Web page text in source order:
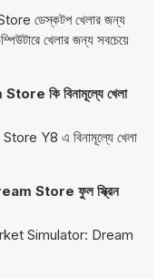
ডেস্কটপ খেলার জন্য
খেলার জন্য সবচেয়ে
কি বিনামূল্যে খেলা
Y8 এ বিনামূল্যে খেলা
Store ফুল স্ক্রিন
Simulator: Dream